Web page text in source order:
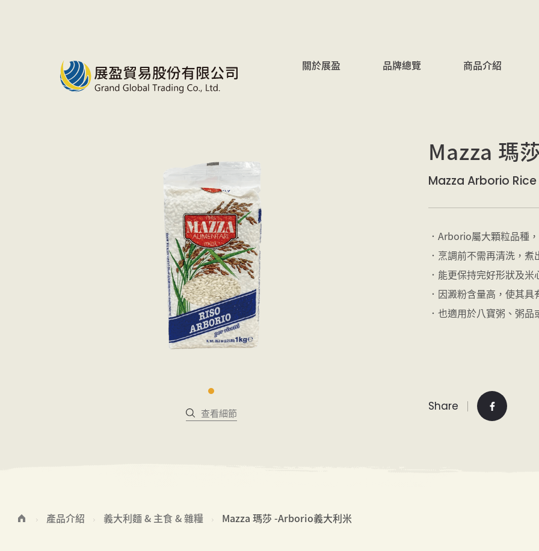
關於展盈 品牌總覽 商品介紹
查看細節
Mazza 瑪
Mazza Arborio Rice
．Arborio屬大顆粒品種
．烹調前不需再清洗，
．能更保持完好形狀及
．因澱粉含量高，使其
．也適用於八寶粥、粥
Share
產品介紹 義大利麵 & 主食 & 雜糧 Mazza 瑪莎 -Arborio義大利米